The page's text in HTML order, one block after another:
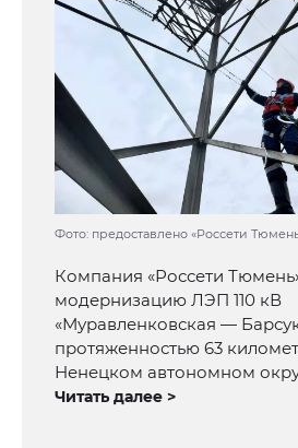
Фото: предоставлено «Россети
Компания «Россети
модернизацию ЛЭП 110 кВ
«Муравленковская —
протяженностью 63
Ненецком автономном
Читать далее >